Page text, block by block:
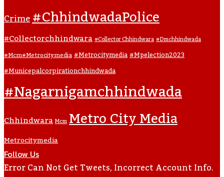
Crime#ChhindwadaPolice
#collectorchhindwara#collector Chhindwara#dmchhindwada
#mcm#metrocitymedia#metrocitymedia#mpelection2023
#municepalcorpirationchhindwada
#nagarnigamchhindwada
ChhindwaraMcmMetro City Media
Metrocitymedia
Follow Us
Error Can Not Get Tweets, Incorrect Account Info.